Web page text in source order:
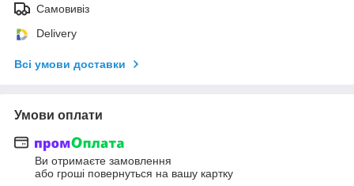
Самовивіз
Delivery
Всі умови доставки
Умови оплати
Ви отримаєте замовлення
або гроші повернуться на вашу картку